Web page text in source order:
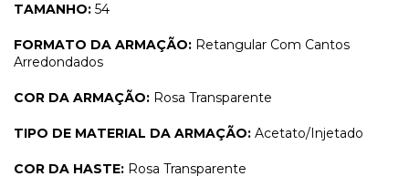
TAMANHO: 54
FORMATO DA ARMAÇÃO: Retangular Com Cantos
Arredondados
COR DA ARMAÇÃO: Rosa Transparente
TIPO DE MATERIAL DA ARMAÇÃO: Acetato/Injetado
COR DA HASTE: Rosa Transparente